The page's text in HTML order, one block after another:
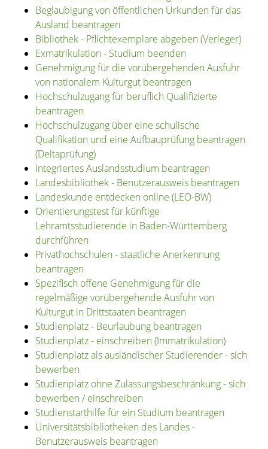
Beglaubigung von öffentlichen Urkunden für das
Ausland beantragen
Bibliothek - Pflichtexemplare abgeben (Verleger)
Exmatrikulation - Studium beenden
Genehmigung für die vorübergehenden Ausfuhr
von nationalem Kulturgut beantragen
Hochschulzugang für beruflich Qualifizierte
beantragen
Hochschulzugang über eine schulische
Qualifikation und eine Aufbauprüfung beantragen
(Deltaprüfung)
Integriertes Auslandsstudium beantragen
Landesbibliothek - Benutzerausweis beantragen
Landeskunde entdecken online (LEO-BW)
Orientierungstest für künftige
Lehramtsstudierende in Baden-Württemberg
durchführen
Privathochschulen - staatliche Anerkennung
beantragen
Spezifisch offene Genehmigung für die
regelmäßige vorübergehende Ausfuhr von
Kulturgut in Drittstaaten beantragen
Studienplatz - Beurlaubung beantragen
Studienplatz - einschreiben (Immatrikulation)
Studienplatz als ausländischer Studierender - sich
bewerben
Studienplatz ohne Zulassungsbeschränkung - sich
bewerben / einschreiben
Studienstarthilfe für ein Studium beantragen
Universitätsbibliotheken des Landes -
Benutzerausweis beantragen